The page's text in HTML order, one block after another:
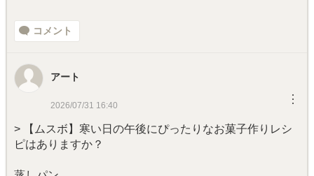
コメント
アート
2026/07/31 16:40 ︙
> 【ムスボ】寒い日の午後にぴったりなお菓子作りレシ
ピはありますか？